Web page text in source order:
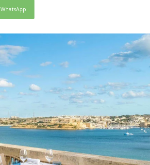
WhatsApp